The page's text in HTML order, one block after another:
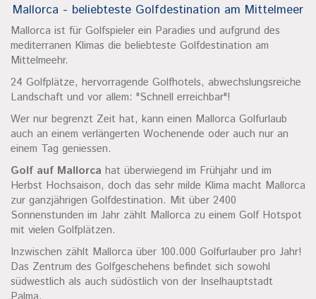
Mallorca - beliebteste Golfdestination am Mittelmeer
Mallorca ist für Golfspieler ein Paradies und aufgrund des
mediterranen Klimas die beliebteste Golfdestination am
Mittelmeehr.
24 Golfplätze, hervorragende Golfhotels, abwechslungsreiche
Landschaft und vor allem: "Schnell erreichbar"!
Wer nur begrenzt Zeit hat, kann einen Mallorca Golfurlaub
auch an einem verlängerten Wochenende oder auch nur an
einem Tag geniessen.
Golf auf Mallorca hat überwiegend im Frühjahr und im
Herbst Hochsaison, doch das sehr milde Klima macht Mallorca
zur ganzjährigen Golfdestination. Mit über 2400
Sonnenstunden im Jahr zählt Mallorca zu einem Golf Hotspot
mit vielen Golfplätzen.
Inzwischen zählt Mallorca über 100.000 Golfurlauber pro Jahr!
Das Zentrum des Golfgeschehens befindet sich sowohl
südwestlich als auch südöstlich von der Inselhauptstadt